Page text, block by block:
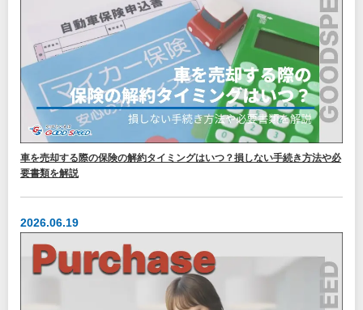
車を売却する際の保険の解約タイミングはいつ？損しない手続き方法や必
要書類を解説
2026.06.19